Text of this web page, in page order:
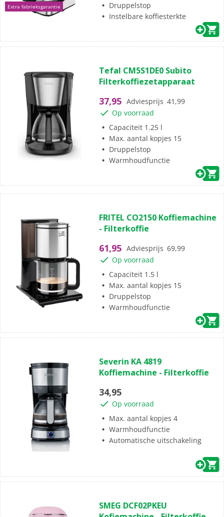
Extra fabrieksgarantie
Druppelstop
Instelbare koffiesterkte
van
de
sterren.
Tefal CM5S1DE0 Subito
Filterkoffiezetapparaat
37,95 Adviesprijs 41,99
Op voorraad
Capaciteit 1.25 l
Max. aantal kopjes 15
Druppelstop
Warmhoudfunctie
van
de
sterren.
FRITEL CO2150 Koffiemachine
- Filterkoffie
61,95 Adviesprijs 69,99
Op voorraad
Capaciteit 1.5 l
Max. aantal kopjes 15
Druppelstop
Warmhoudfunctie
van
de
sterren.
Severin KA 4819
Koffiemachine - Filterkoffie
34,95
Op voorraad
Max. aantal kopjes 4
Warmhoudfunctie
Automatische uitschakeling
van
SMEG ​DCF02PKEU